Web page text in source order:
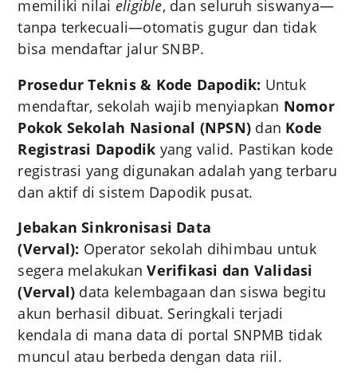
memiliki nilai eligible, dan seluruh siswanya—
tanpa terkecuali—otomatis gugur dan tidak
bisa mendaftar jalur SNBP.
Prosedur Teknis & Kode Dapodik: Untuk
mendaftar, sekolah wajib menyiapkan Nomor
Pokok Sekolah Nasional (NPSN) dan Kode
Registrasi Dapodik yang valid. Pastikan kode
registrasi yang digunakan adalah yang terbaru
dan aktif di sistem Dapodik pusat.
Jebakan Sinkronisasi Data
(Verval): Operator sekolah dihimbau untuk
segera melakukanVerifikasi dan Validasi
(Verval) data kelembagaan dan siswa begitu
akun berhasil dibuat. Seringkali terjadi
kendala di mana data di portal SNPMB tidak
muncul atau berbeda dengan data riil.